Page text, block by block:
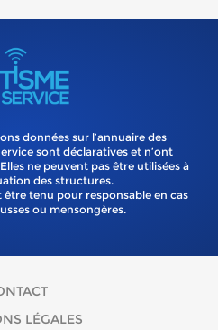
données sur l’annuaire des
sont déclaratives et n’ont
ne peuvent pas être utilisées à
des structures.
tenu pour responsable en cas
ou mensongères.
LÉGALES